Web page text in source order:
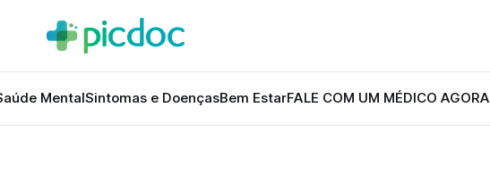
MentalSintomas e DoençasBem EstarFALE COM UM MÉDICO AGORA